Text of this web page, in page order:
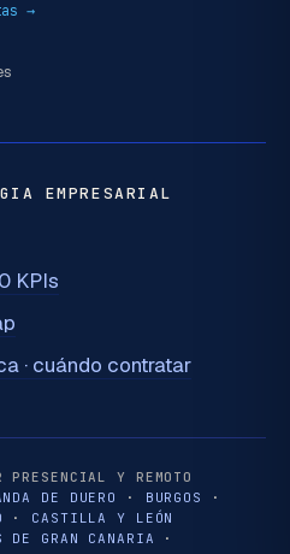
→
EMPRESARIAL
KPIs
· cuándo contratar
PRESENCIAL Y REMOTO
DE DUERO · BURGOS
·
· CASTILLA Y LEÓN
DE GRAN CANARIA
·